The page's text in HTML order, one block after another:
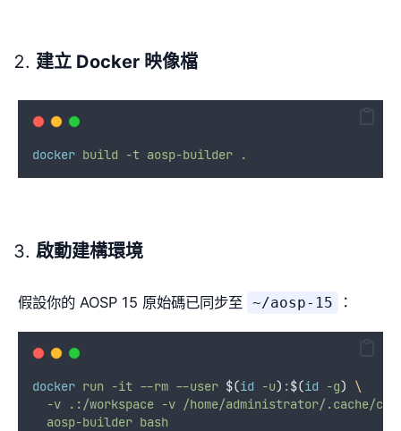
建立 Docker 映像檔
docker build -t aosp-builder .
啟動建構環境
假設你的 AOSP 15 原始碼已同步至 ~/aosp-15 ：
docker run -it --rm --user $(id -u) :$(id -g) \
-v .:/workspace -v /home/administrator/.cache/
aosp-builder bash